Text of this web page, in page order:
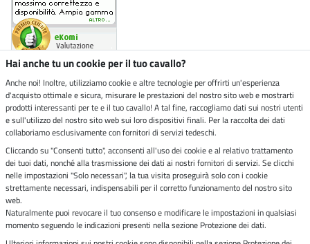
Negozio ecosostenibile
Spedizioni tramite
Paga in sicurezza con
Note legali
Hai anche tu un cookie per il tuo cavallo?
Anche noi! Inoltre, utilizziamo cookie e altre tecnologie per offrirti un'esperienza
d'acquisto ottimale e sicura, misurare le prestazioni del nostro sito web e mostrarti
prodotti interessanti per te e il tuo cavallo! A tal fine, raccogliamo dati sui nostri utenti
e sull'utilizzo del nostro sito web sui loro dispositivi finali. Per la raccolta dei dati
collaboriamo esclusivamente con fornitori di servizi tedeschi.
Cliccando su "Consenti tutto", acconsenti all'uso dei cookie e al relativo trattamento
dei tuoi dati, nonché alla trasmissione dei dati ai nostri fornitori di servizi. Se clicchi
nelle impostazioni "Solo necessari", la tua visita proseguirà solo con i cookie
strettamente necessari, indispensabili per il corretto funzionamento del nostro sito
web.
Naturalmente puoi revocare il tuo consenso e modificare le impostazioni in qualsiasi
momento seguendo le indicazioni presenti nella sezione Protezione dei dati.